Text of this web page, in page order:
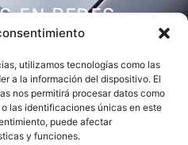
utilizamos tecnologías como las
a la información del dispositivo. El
nos permitirá procesar datos como
las identificaciones únicas en este
puede afectar
y funciones.
EN REDES